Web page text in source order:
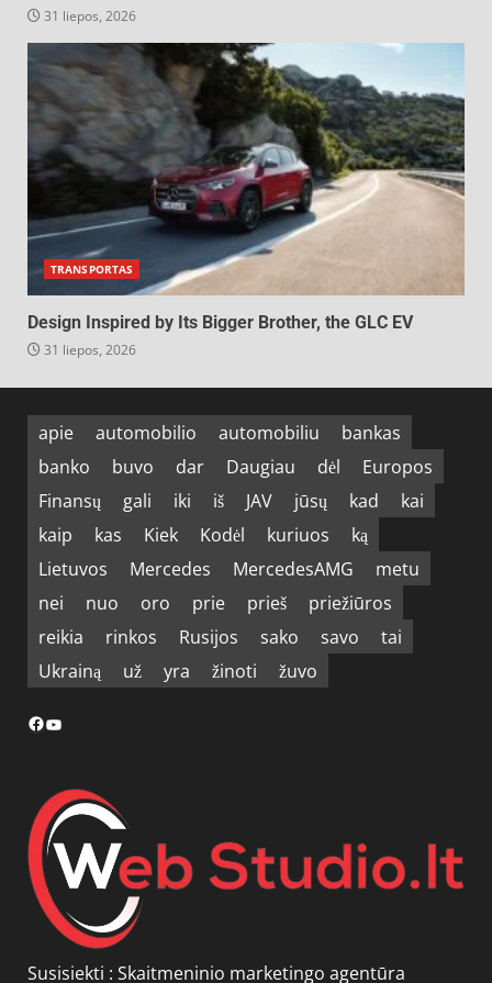
31 liepos, 2026
TRANSPORTAS
Design Inspired by Its Bigger Brother, the GLC EV
31 liepos, 2026
apie automobilio automobiliu
bankas
banko
buvo dar Daugiau dėl
Europos
Finansų
gali iki iš JAV jūsų kad
kai
kaip
kas Kiek Kodėl kuriuos
ką
Lietuvos
Mercedes MercedesAMG
metu
nei
nuo oro prie prieš
priežiūros
reikia
rinkos Rusijos sako savo
tai
Ukrainą
už yra žinoti žuvo
Facebook
YouTube
Susisiekti : Skaitmeninio marketingo agentūra